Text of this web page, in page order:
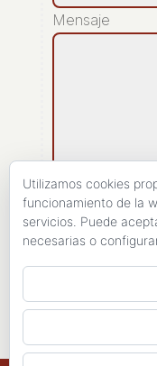
Mensaje
[recaptcha]
Utilizamos cookies
funcionamiento de la
servicios. Puede
necesarias o